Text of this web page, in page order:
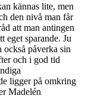
kännas lite, men
den nivå man får
att man antingen
eget sparande. Ju
också påverka sin
och i god tid
ligger på omkring
Madelén